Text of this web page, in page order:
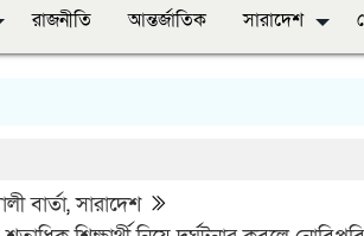
রাজনীতি আন্তর্জাতিক সারাদেশ
বার্তা,সারাদেশ